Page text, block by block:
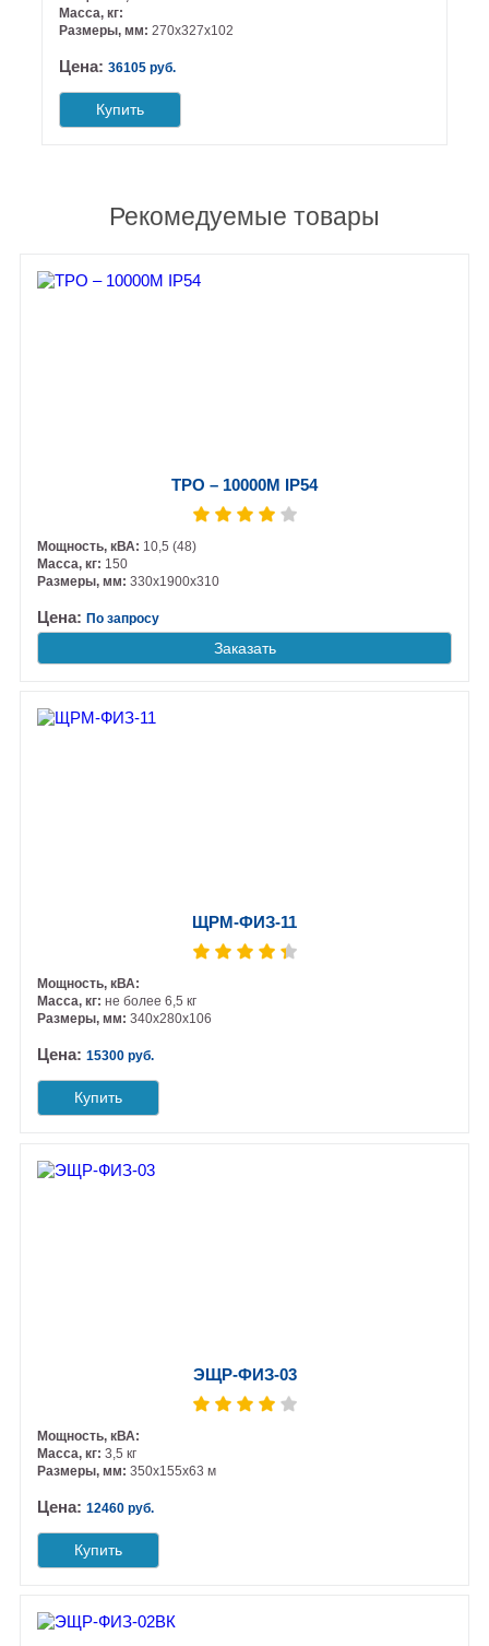
Масса, кг:
Размеры, мм: 270х327х102
Цена: 36105 руб.
Купить
Рекомедуемые товары
ТРО – 10000М IP54
Мощность, кВА: 10,5 (48)
Масса, кг: 150
Размеры, мм:330х1900х310
Цена:По запросу
Заказать
ЩРМ-ФИЗ-11
Мощность, кВА:
Масса, кг:не более 6,5 кг
Размеры, мм:340х280х106
Цена:15300 руб.
Купить
ЭЩР-ФИЗ-03
Мощность, кВА:
Масса, кг:3,5 кг
Размеры, мм:350х155х63 м
Цена:12460 руб.
Купить